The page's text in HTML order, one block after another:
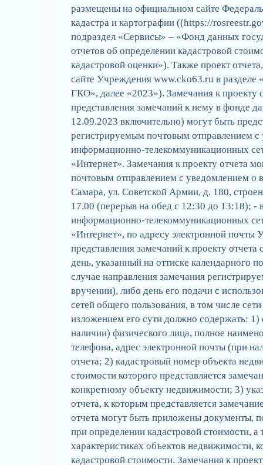
размещены на официальном сайте
кадастра и картографии ((https://
подраздел «Сервисы» – «Фонд данных
отчетов об определении кадастровой
кадастровой оценки»). Также проект
сайте Учреждения www.cko63.ru в разделе
ГКО», далее «2023»). Замечания к проекту
представления замечаний к нему в фонде
12.09.2023 включительно) могут быть
регистрируемым почтовым отправлением
информационно-телекоммуникационных
«Интернет». Замечания к проекту отчета
почтовым отправлением с уведомлением о
Самара, ул. Советской Армии, д. 180,
17.00 (перерыв на обед с 12:30 до 13:18); -
информационно-телекоммуникационных
«Интернет», по адресу электронной
представления замечаний к проекту
день, указанный на оттиске календарного
случае направления замечания
вручении), либо день его подачи с
сетей общего пользования, в том числе
изложением его сути должно содержать:
наличии) физического лица, полное
телефона, адрес электронной почты (при
отчета; 2) кадастровый номер объекта
стоимости которого представляется
конкретному объекту недвижимости; 3)
отчета, к которым представляется
отчета могут быть приложены
при определении кадастровой стоимости,
характеристиках объектов недвижимости,
кадастровой стоимости. Замечания к